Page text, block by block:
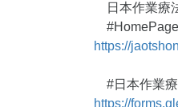
日本作業療
#HomePage
https://
#日本作業療
https://